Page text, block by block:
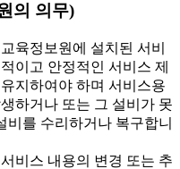
의 의무)
육정보원에 설치된 서비
이고 안정적인 서비스 제
지하여야 하며 서비스용
하거나 또는 그 설비가 못
비를 수리하거나 복구합니
비스 내용의 변경 또는 추